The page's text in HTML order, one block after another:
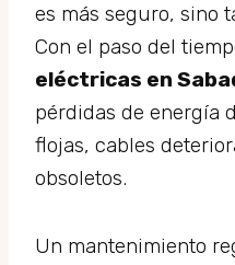
es más seguro, sino
Con el paso del
eléctricas en
pérdidas de energía
flojas, cables
obsoletos.
Un mantenimiento